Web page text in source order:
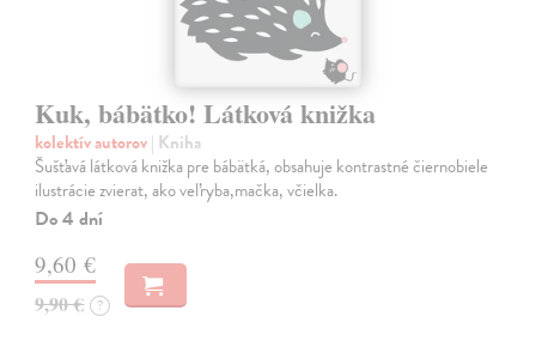
Kuk, bábätko! Látková knižka
kolektív autorov| Kniha
Šušťavá látková knižka pre bábätká, obsahuje kontrastné čiernobiele
ilustrácie zvierat, ako veľryba,mačka, včielka.
Do 4 dní
9,60 €
9,90 € ?